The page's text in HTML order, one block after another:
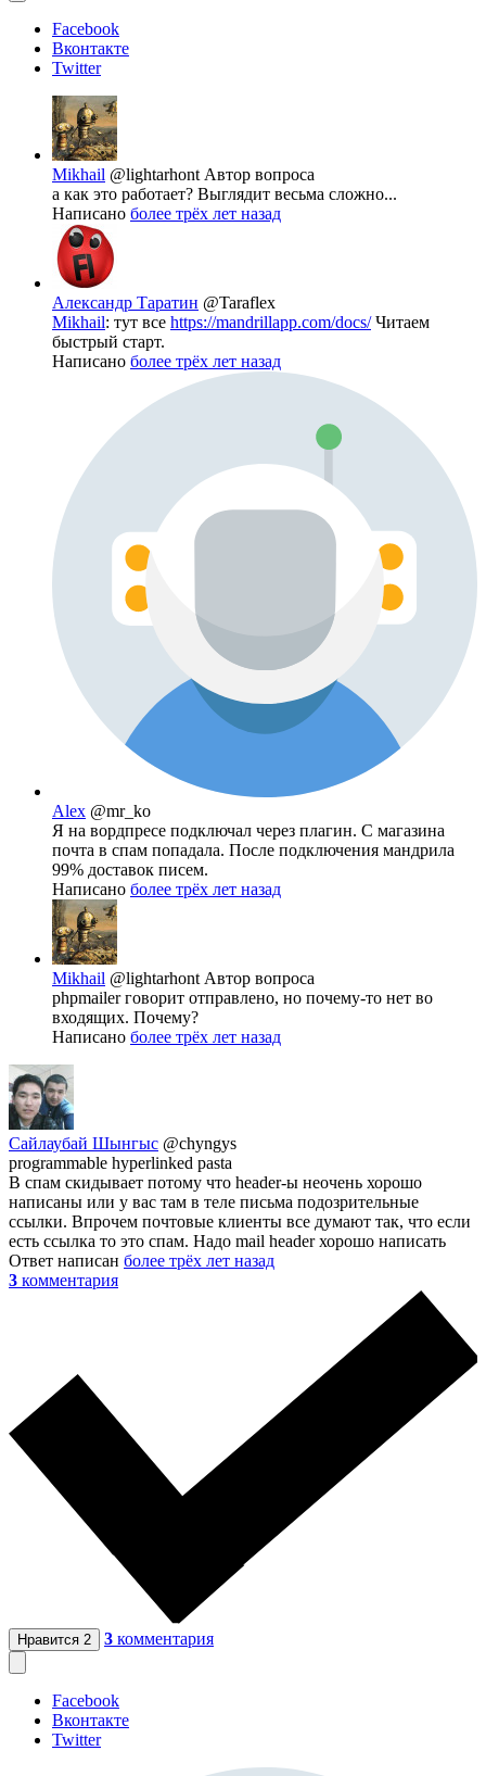
Facebook
Вконтакте
Twitter
Mikhail @lightarhont Автор вопроса
а как это работает? Выглядит весьма сложно...
Написано более трёх лет назад
Александр Таратин @Taraflex
Mikhail: тут все https://mandrillapp.com/docs/Читаем
быстрый старт.
Написано более трёх лет назад
Alex @mr_ko
Я на вордпресе подключал через плагин. С магазина
почта в спам попадала. После подключения мандрила
99% доставок писем.
Написано более трёх лет назад
Mikhail @lightarhont Автор вопроса
phpmailer говорит отправлено, но почему-то нет во
входящих. Почему?
Написано более трёх лет назад
Сайлаубай Шынгыс @chyngys
programmable hyperlinked pasta
В спам скидывает потому что header-ы неочень хорошо
написаны или у вас там в теле письма подозрительные
ссылки. Впрочем почтовые клиенты все думают так, что если
есть ссылка то это спам. Надо mail header хорошо написать
Ответ написан более трёх лет назад
3 комментария
Нравится 2 3 комментария
Facebook
Вконтакте
Twitter